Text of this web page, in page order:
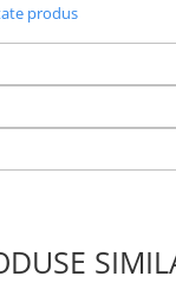
produs